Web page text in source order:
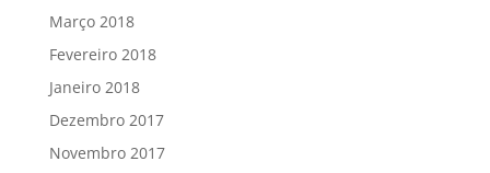
Março 2018
Fevereiro 2018
Janeiro 2018
Dezembro 2017
Novembro 2017